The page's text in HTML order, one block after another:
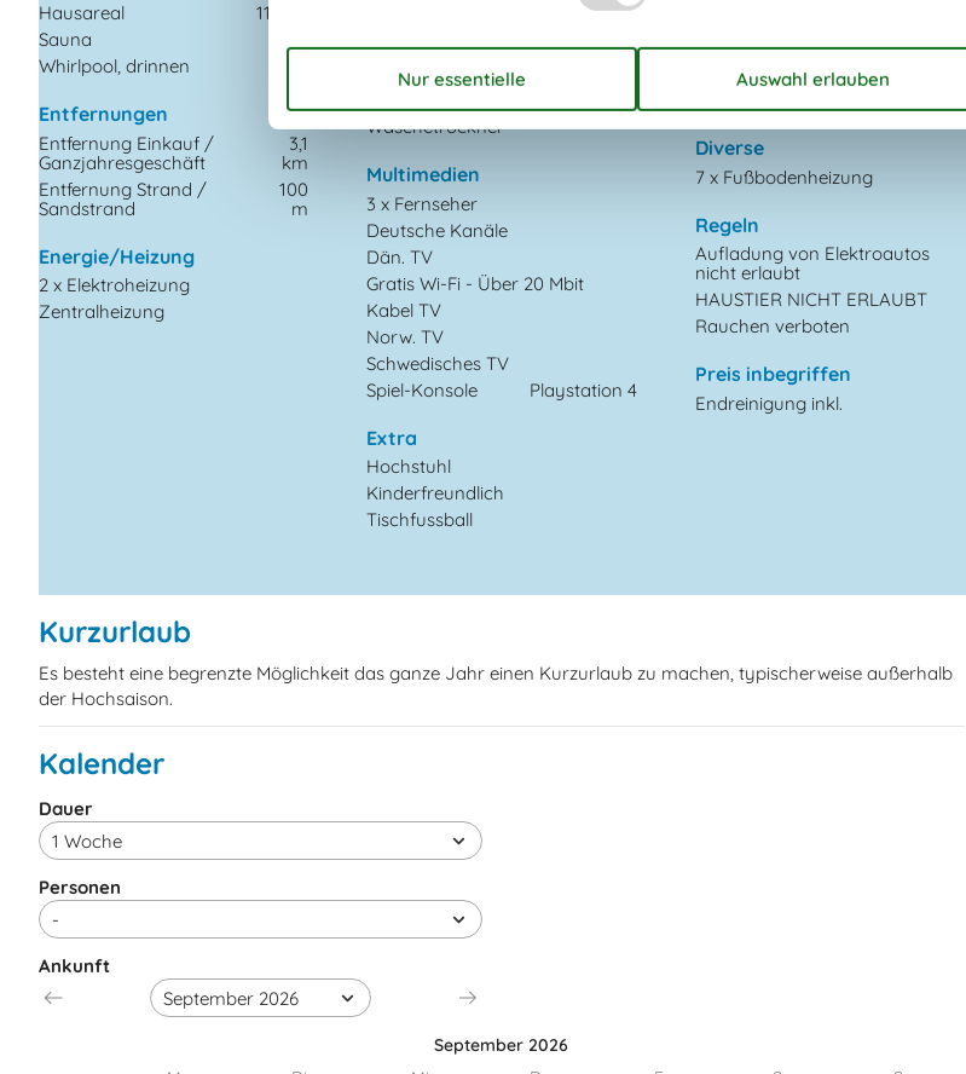
Hausareal
112 m²
Sauna
Whirlpool, drinnen
Entfernungen
Entfernung Einkauf /
Ganzjahresgeschäft
3,1
km
Entfernung Strand /
Sandstrand
100
m
Energie/Heizung
2 x Elektroheizung
Zentralheizung
Spülmaschine
Waschmaschine
Wäschetrockner
Multimedien
3 x Fernseher
Deutsche Kanäle
Dän. TV
Gratis Wi-Fi - Über 20 Mbit
Kabel TV
Norw. TV
Schwedisches TV
Spiel-Konsole
Playstation 4
Extra
Hochstuhl
Kinderfreundlich
Tischfussball
Schaukel
Sonnenschirm
Diverse
7 x Fußbodenheizung
Regeln
Aufladung von Elektroautos
nicht erlaubt
HAUSTIER NICHT ERLAUBT
Rauchen verboten
Preis inbegriffen
Endreinigung inkl.
Kurzurlaub
Es besteht eine begrenzte Möglichkeit das ganze Jahr einen Kurzurlaub zu machen, typischerweise außerhalb
der Hochsaison.
Kalender
Ankunft
September 2026
Dauer
Personen